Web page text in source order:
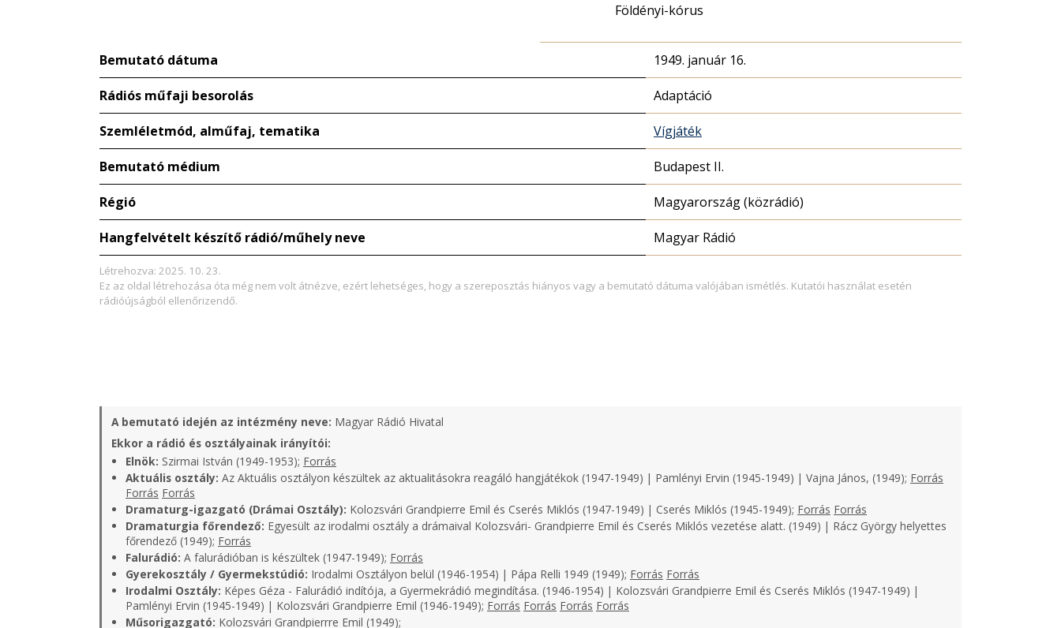
Földényi-kórus
Bemutató dátuma 1949. január 16.
Rádiós műfaji besorolás Adaptáció
Szemléletmód, alműfaj, tematika Vígjáték
Bemutató médium Budapest II.
Régió Magyarország (közrádió)
Hangfelvételt készítő rádió/műhely neve Magyar Rádió
Létrehozva: 2025. 10. 23.
Ez az oldal létrehozása óta még nem volt átnézve, ezért lehetséges, hogy a szereposztás hiányos vagy a bemutató dátuma valójában ismétlés. Kutatói használat esetén
rádióújságból ellenőrizendő.
A bemutató idején az intézmény neve: Magyar Rádió Hivatal
Ekkor a rádió és osztályainak irányítói:
Elnök: Szirmai István (1949-1953); Forrás
Aktuális osztály: Az Aktuális osztályon készültek az aktualitásokra reagáló hangjátékok (1947-1949) | Pamlényi Ervin (1945-1949) | Vajna János, (1949); Forrás
Forrás Forrás
Dramaturg-igazgató (Drámai Osztály): Kolozsvári Grandpierre Emil és Cserés Miklós (1947-1949) | Cserés Miklós (1945-1949); Forrás Forrás
Dramaturgia főrendező: Egyesült az irodalmi osztály a drámaival Kolozsvári- Grandpierre Emil és Cserés Miklós vezetése alatt. (1949) | Rácz György helyettes
főrendező (1949); Forrás
Falurádió: A falurádióban is készültek (1947-1949); Forrás
Gyerekosztály / Gyermekstúdió: Irodalmi Osztályon belül (1946-1954) | Pápa Relli 1949 (1949); Forrás Forrás
Irodalmi Osztály: Képes Géza - Falurádió indítója, a Gyermekrádió megindítása. (1946-1954) | Kolozsvári Grandpierre Emil és Cserés Miklós (1947-1949) |
Pamlényi Ervin (1945-1949) | Kolozsvári Grandpierre Emil (1946-1949); Forrás Forrás Forrás Forrás
Műsorigazgató: Kolozsvári Grandpierrre Emil (1949);